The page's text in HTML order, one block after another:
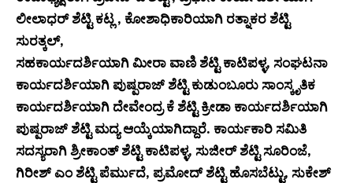
ಲೀಲಾಧರ್ ಶೆಟ್ಟಿ ಕಟ್ಲ , ಕೋಶಾಧಿಕಾರಿಯಾಗಿ ರತ್ನಾಕರ ಶೆಟ್ಟಿ
ಸುರತ್ಕಲ್,
ಸಹಕಾರ್ಯದರ್ಶಿಯಾಗಿ ಮೀರಾ ವಾಣಿ ಶೆಟ್ಟಿ ಕಾಟಿಪಳ್ಳ, ಸಂಘಟನಾ
ಕಾರ್ಯದರ್ಶಿಯಾಗಿ ಪುಷ್ಪರಾಜ್ ಶೆಟ್ಟಿ ಕುಡುಂಬೂರು ಸಾಂಸ್ಕೃತಿಕ
ಕಾರ್ಯದರ್ಶಿಯಾಗಿ ದೇವೇಂದ್ರ ಕೆ ಶೆಟ್ಟಿ ಕ್ರೀಡಾ ಕಾರ್ಯದರ್ಶಿಯಾಗಿ
ಪುಷ್ಪರಾಜ್ ಶೆಟ್ಟಿ ಮದ್ಯ ಆಯ್ಕೆಯಾಗಿದ್ದಾರೆ. ಕಾರ್ಯಕಾರಿ ಸಮಿತಿ
ಸದಸ್ಯರಾಗಿ ಶ್ರೀಕಾಂತ್ ಶೆಟ್ಟಿ ಕಾಟಿಪಳ್ಳ, ಸುಜೀರ್ ಶೆಟ್ಟಿ ಸೂರಿಂಜೆ,
ಗಿರೀಶ್ ಎಂ ಶೆಟ್ಟಿ ಪೆರ್ಮುದೆ, ಪ್ರಮೋದ್ ಶೆಟ್ಟಿ ಹೊಸಬೆಟ್ಟು, ಸುಕೇಶ್